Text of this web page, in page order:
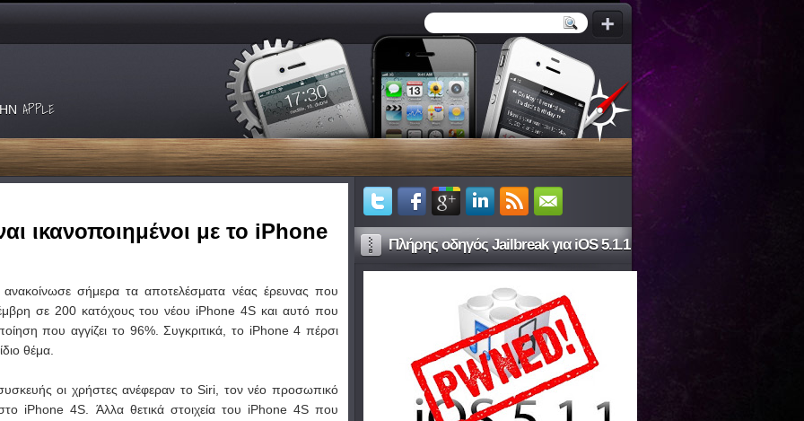
APPLE
ικανοποιημένοι με το iPhone
σήμερα τα αποτελέσματα νέας έρευνας που
σε 200 κατόχους του νέου iPhone 4S και αυτό που
που αγγίζει το 96%. Συγκριτικά, το iPhone 4 πέρσι
θέμα.
οι χρήστες ανέφεραν το Siri, τον νέο προσωπικό
στο iPhone 4S. Άλλα θετικά στοιχεία του iPhone 4S που
Πλήρης οδηγός Jailbreak για iOS 5.1.1